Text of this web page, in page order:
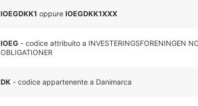
IOEGDKK1 oppure IOEGDKK1XXX
IOEG - codice attribuito a INVESTERINGSFORENINGEN
OBLIGATIONER
DK - codice appartenente a Danimarca